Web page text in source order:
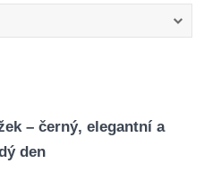
– černý, elegantní a
den